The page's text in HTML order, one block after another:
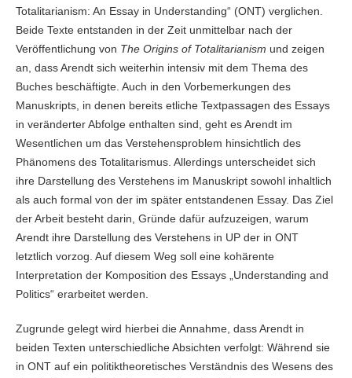
Totalitarianism: An Essay in Understanding“ (ONT) verglichen.
Beide Texte entstanden in der Zeit unmittelbar nach der
Veröffentlichung von The Origins of Totalitarianism und zeigen
an, dass Arendt sich weiterhin intensiv mit dem Thema des
Buches beschäftigte. Auch in den Vorbemerkungen des
Manuskripts, in denen bereits etliche Textpassagen des Essays
in veränderter Abfolge enthalten sind, geht es Arendt im
Wesentlichen um das Verstehensproblem hinsichtlich des
Phänomens des Totalitarismus. Allerdings unterscheidet sich
ihre Darstellung des Verstehens im Manuskript sowohl inhaltlich
als auch formal von der im später entstandenen Essay. Das Ziel
der Arbeit besteht darin, Gründe dafür aufzuzeigen, warum
Arendt ihre Darstellung des Verstehens in UP der in ONT
letztlich vorzog. Auf diesem Weg soll eine kohärente
Interpretation der Komposition des Essays „Understanding and
Politics“ erarbeitet werden.
Zugrunde gelegt wird hierbei die Annahme, dass Arendt in
beiden Texten unterschiedliche Absichten verfolgt: Während sie
in ONT auf ein politiktheoretisches Verständnis des Wesens des